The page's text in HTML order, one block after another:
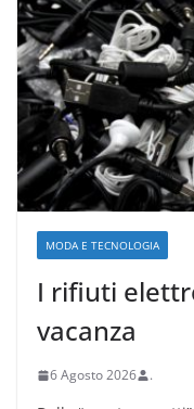
MODA E TECNOLOGIA
I rifiuti
vacanza
6 Agosto 2026 .